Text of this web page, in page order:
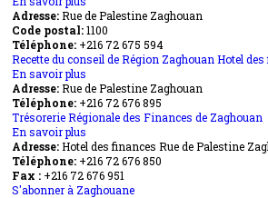
Recette
Municipale
Zaghouan
Hotel
finances
Adresse:Rue de Palestine Zaghouan
Code postal:1100
Téléphone: +216 72 675 594
Recette du conseil de Région Zaghouan Hotel
En savoir plus
Recette
du
conseil
Région
Zaghouan
Hotel
des
Adresse:Rue de Palestine Zaghouan
Téléphone: +216 72 676 895
Trésorerie Régionale des Finances de Zaghouan
En savoir plus
Trésorerie
Régionale
des
Finances
Adresse:Hotel des finances Rue de Palestine
Téléphone: +216 72 676 850
Fax : +216 72 676 951
S'abonner à Zaghouane